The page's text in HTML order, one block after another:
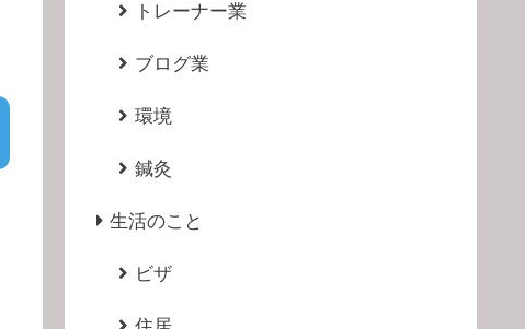
トレーナー業
ブログ業
環境
鍼灸
生活のこと
ビザ